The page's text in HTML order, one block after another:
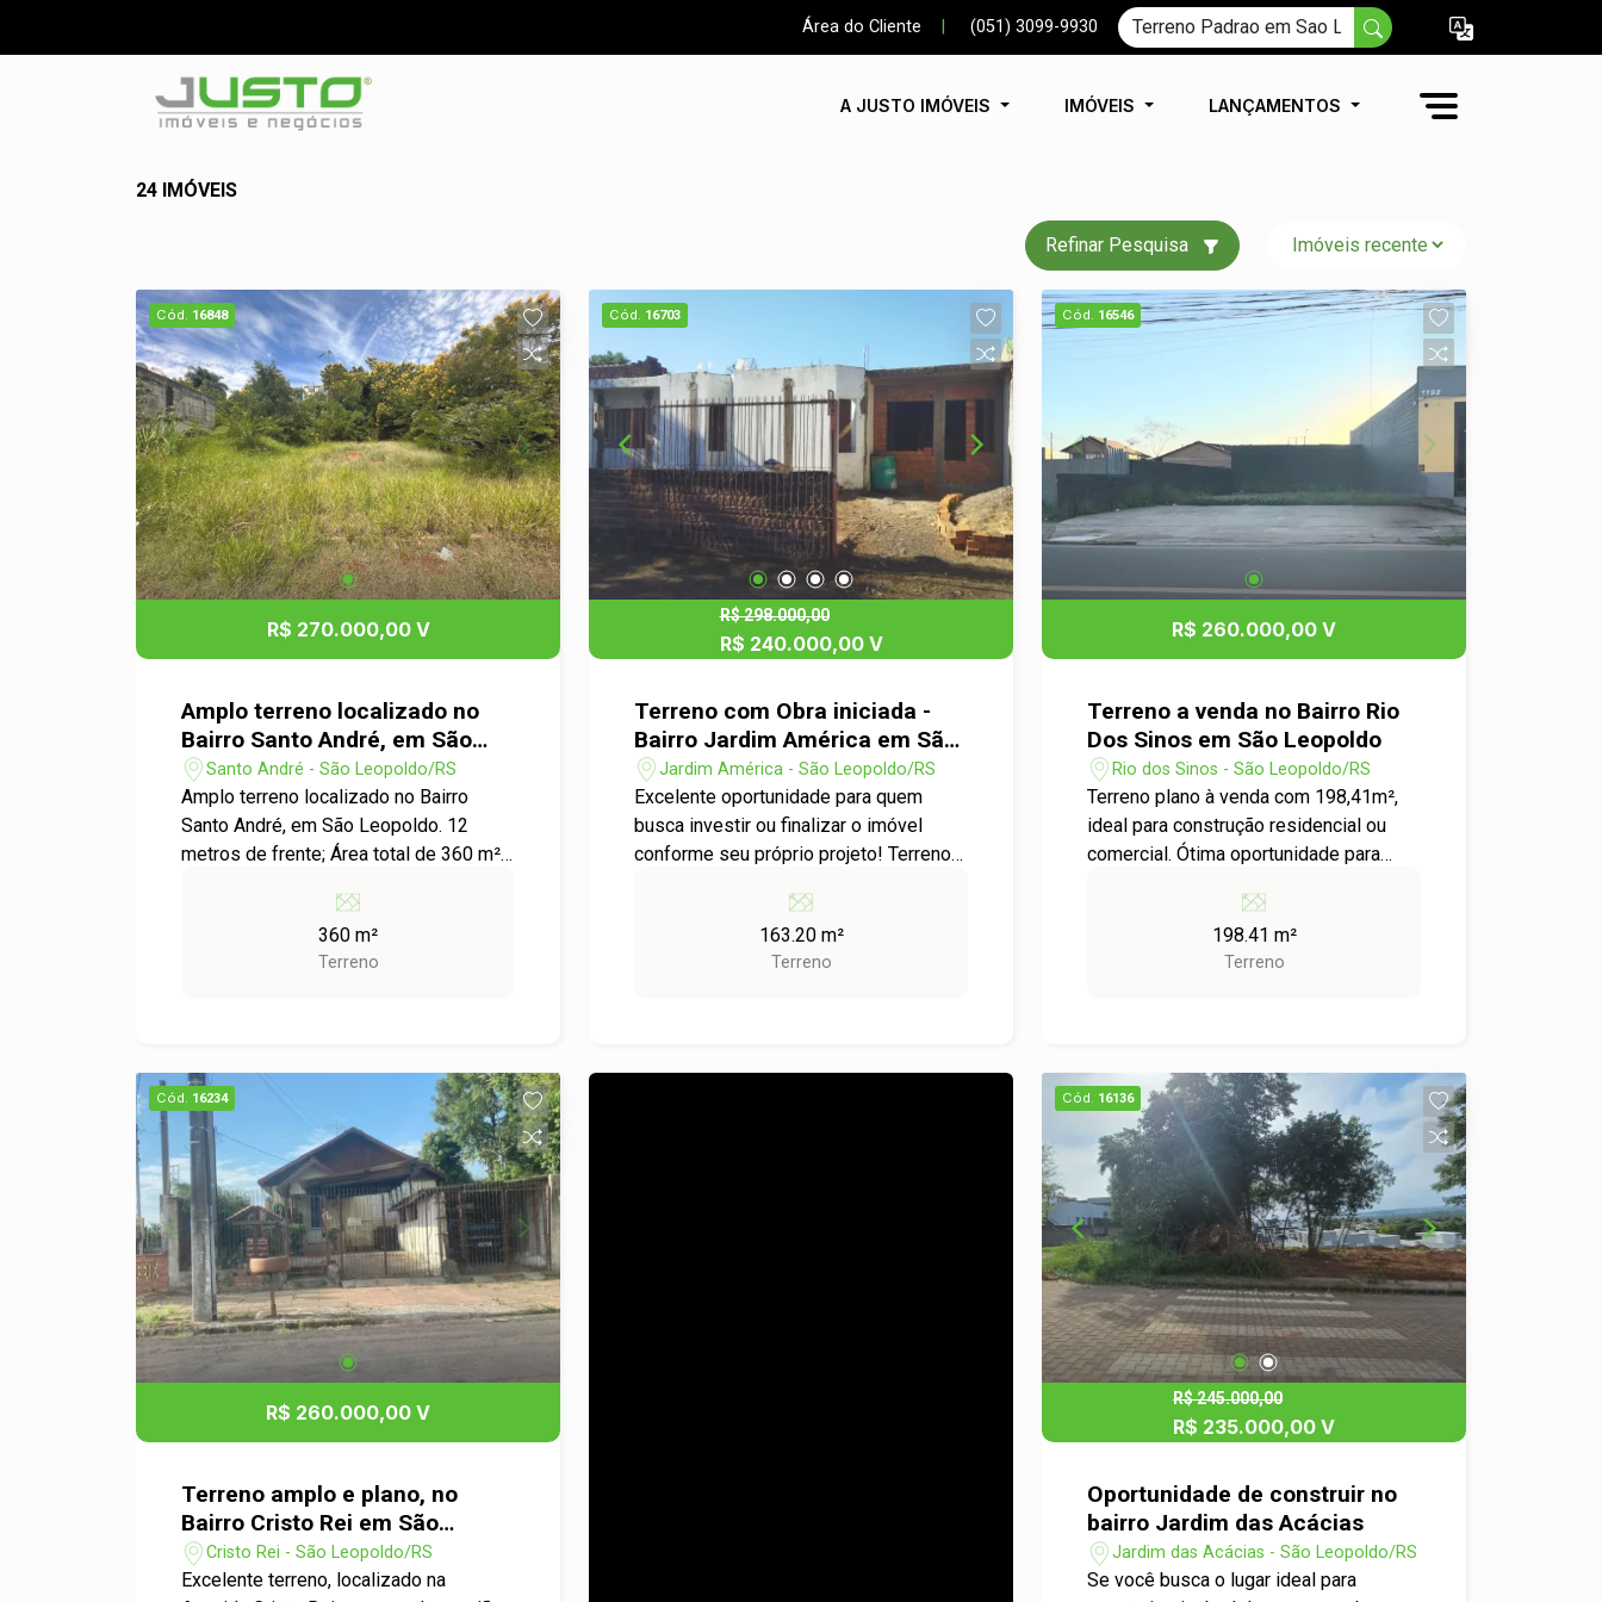
Área do Cliente (051) 3099-9930
A JUSTO IMÓVEIS IMÓVEIS LANÇAMENTOS
24 IMÓVEIS
Refinar Pesquisa
Cód. 16848
R$ 270.000,00 V
Amplo terreno localizado no
Bairro Santo André, em São
Leopoldo.
Santo André - São Leopoldo/RS
Amplo terreno localizado no Bairro
Santo André, em São Leopoldo. 12
metros de frente; Área total de 360 m²
Localização em bairro tranquilo, com
fácil acesso aos principais serviços e
comércios da região. Uma ótima
360 m²
Terreno
Cód. 16703
R$ 298.000,00
R$ 240.000,00 V
Terreno com Obra iniciada -
Bairro Jardim América em São
Leopoldo.
Jardim América - São Leopoldo/RS
Excelente oportunidade para quem
busca investir ou finalizar o imóvel
conforme seu próprio projeto! Terreno
contando com construção em alvenaria
já iniciada de 84 m², estrutura com laje e
preparação para projeto de sobrado. O
163.20 m²
Terreno
Cód. 16546
R$ 260.000,00 V
Terreno a venda no Bairro Rio
Dos Sinos em São Leopoldo
Rio dos Sinos - São Leopoldo/RS
Terreno plano à venda com 198,41m²,
ideal para construção residencial ou
comercial. Ótima oportunidade para
comércios e empresas locais.
198.41 m²
Terreno
Cód. 16234
R$ 260.000,00 V
Terreno amplo e plano, no
Bairro Cristo Rei em São
Leopoldo
Cristo Rei - São Leopoldo/RS
Excelente terreno, localizado na
Cód. 16136
R$ 245.000,00
R$ 235.000,00 V
Oportunidade de construir no
bairro Jardim das Acácias
Jardim das Acácias - São Leopoldo/RS
Se você busca o lugar ideal para